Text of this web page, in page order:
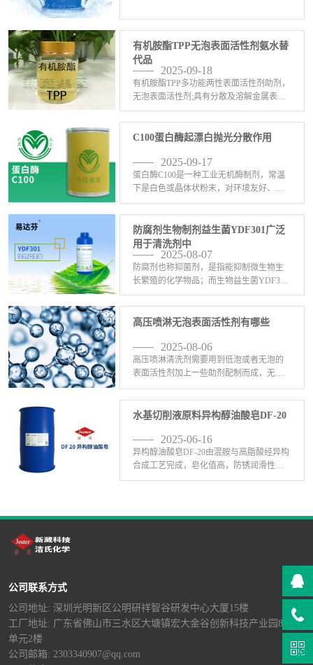
合、PH值缓冲等工业生产方面发挥积极作
用；金属缓蚀率可达95%以上，有效隔离
C、S0,等腐 <-查看详情>
有机胺酯TPP无泡表面活性剂氨水替
代品
2025-09-18
有机胺酯TPP多功能两性表面活性剂助剂，
无泡表面活性剂;具有分散及溶解金属表面
氧化皮双重作用，是氨水、三乙醇胺或其
他碱性胺类化学原料的替代品，有稳定产
品PH值的作用。有机胺酯TPP有络合、清
C100蛋白酶起漂白抛光分散作用
2025-09-17
蛋白酶C100是一种工业无机酶制剂，常温
下是白色或晶体状粉末，对环境友好、无
磷、不含重金属元素它是一种对黑色金
属、有色金属都有很好的络合增亮，对金
属表面炭黑、黑灰有极强的溶解剥离作
用。蛋白酶C100用 <-查看详情>
防腐剂生物制剂益生菌YDF301广泛
用于清洗剂中
2025-08-07
防腐剂也称抑菌剂，是指能抑制微生物生
长繁殖的化学物品；而生物益生菌YDF301
由新葳公司生物科技部门研发的前沿生物
益生菌制剂，大量应用于于金属清洗剂、
中性除油剂、水基表面活性剂、水性切切
高压喷淋无泡表面活性剂有哪些
2025-08-06
高压喷淋清洗剂需要用到低泡或者无泡的
表面活性剂加上一些助剂配制而成，无泡
表面活性剂有哪些呢？1、无泡表面活性剂
C-201：C-201无泡表面活性剂(聚乙烯醇醚)
是一种醇醚类无泡乳化剂，在绿色工业用
水基切削液原料异构醇油酸皂DF-20
2025-06-16
异构醇油酸皂DF-20由混胺与高脂酸经异构
合成工艺完成，皂化值高，防锈润滑性优
异，在工业金属表面处理剂中发挥着不可
液使用中优于三 <-查看详情>
公司联系方式
公司地址: 深圳光明新区公明研祥智谷研发中心大厦15楼
工厂地址: 广东省佛山市三水区大塘镇宏大金谷创新科技产业园8栋B
单元2楼
公司邮箱: 2303340907@qq.com